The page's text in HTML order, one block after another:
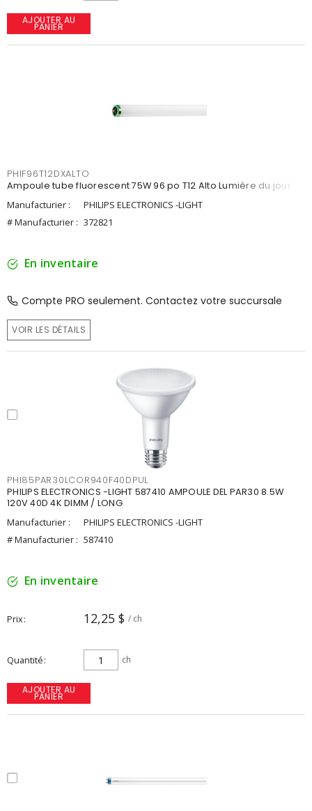
AJOUTER AU
PANIER
PHIF96T12DXALTO
Ampoule tube fluorescent 75W 96 po T12 Alto Lumière du jour
Manufacturier :
PHILIPS ELECTRONICS -LIGHT
# Manufacturier : 372821
En inventaire
Compte PRO seulement. Contactez votre succursale
VOIR LES DÉTAILS
PHI85PAR30LCOR940F40DPUL
PHILIPS ELECTRONICS -LIGHT 587410 AMPOULE DEL PAR30 8.5W
120V 40D 4K DIMM / LONG
Manufacturier :
PHILIPS ELECTRONICS -LIGHT
# Manufacturier : 587410
En inventaire
Prix 12,25 $ / ch
Quantité ch
AJOUTER AU
PANIER